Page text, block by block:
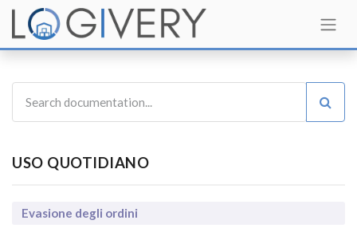
USO QUOTIDIANO
Evasione degli ordini